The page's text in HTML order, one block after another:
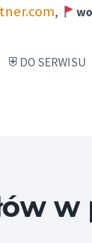
,
⛨ DO SERWISU